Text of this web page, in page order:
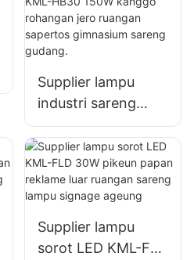
bandara luar
ruangan
Supplier lampu
industri sareng
pertambangan LED
KML-HB30 150W
kanggo rohangan
jero ruangan
gimnasium sareng
gudang.
Supplier lampu
sorot LED KML-FLD